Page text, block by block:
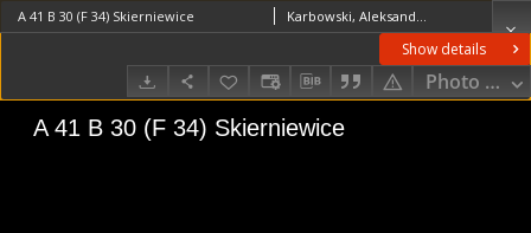
Show details
Photo
A 41 B 30 (F 34) Skierniewice Karbowski, AleksanderTomaszczyk, Mieczysław (1893–1940)Grygorczuk, Szymon (1893–1986)Wojskowy Instytut Geograficzny (Warszawa). Instytucja sprawcza. Wydawca